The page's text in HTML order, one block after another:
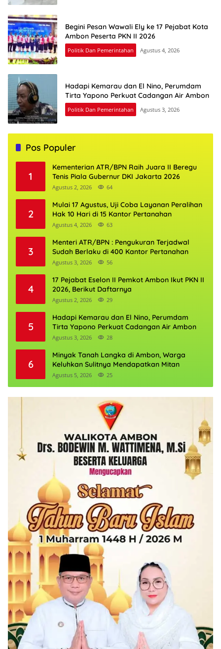
Begini Pesan Wawali Ely ke 17 Pejabat Kota
Ambon Peserta PKN II 2026
Politik Dan Pemerintahan Agustus 4, 2026
Hadapi Kemarau dan El Nino, Perumdam
Tirta Yapono Perkuat Cadangan Air Ambon
Politik Dan Pemerintahan Agustus 3, 2026
Pos Populer
1
Kementerian ATR/BPN Raih Juara II Beregu
Tenis Piala Gubernur DKI Jakarta 2026
Agustus 2, 2026 64
2
Mulai 17 Agustus, Uji Coba Layanan Peralihan
Hak 10 Hari di 15 Kantor Pertanahan
Agustus 4, 2026 63
3
Menteri ATR/BPN : Pengukuran Terjadwal
Sudah Berlaku di 400 Kantor Pertanahan
Agustus 3, 2026 56
4
17 Pejabat Eselon II Pemkot Ambon Ikut PKN II
2026, Berikut Daftarnya
Agustus 2, 2026 29
5
Hadapi Kemarau dan El Nino, Perumdam
Tirta Yapono Perkuat Cadangan Air Ambon
Agustus 3, 2026 28
6
Minyak Tanah Langka di Ambon, Warga
Keluhkan Sulitnya Mendapatkan Mitan
Agustus 5, 2026 25